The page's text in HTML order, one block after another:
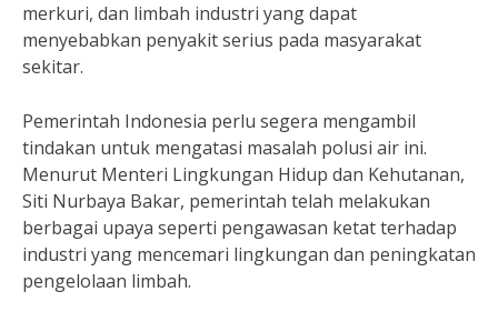
merkuri, dan limbah industri yang dapat
menyebabkan penyakit serius pada masyarakat
sekitar.
Pemerintah Indonesia perlu segera mengambil
tindakan untuk mengatasi masalah polusi air ini.
Menurut Menteri Lingkungan Hidup dan Kehutanan,
Siti Nurbaya Bakar, pemerintah telah melakukan
berbagai upaya seperti pengawasan ketat terhadap
industri yang mencemari lingkungan dan peningkatan
pengelolaan limbah.